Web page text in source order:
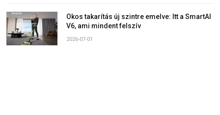
Okos takarítás új szintre emelve: Itt a SmartAI
V6, ami mindent felszív
2026-07-01